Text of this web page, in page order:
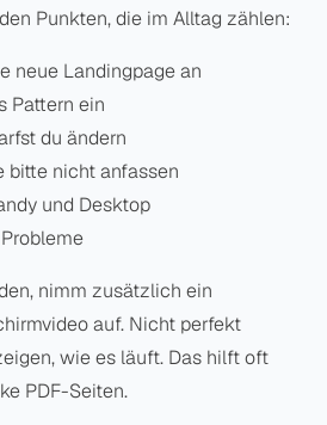
Punkten, die im Alltag zählen:
neue Landingpage an
Pattern ein
du ändern
bitte nicht anfassen
und Desktop
nimm zusätzlich ein
auf. Nicht perfekt
wie es läuft. Das hilft oft
PDF-Seiten.